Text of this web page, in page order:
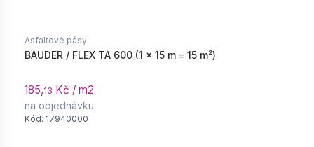
Asfaltové pásy
BAUDER / FLEX TA 600 (1 × 15 m = 15 m²)
185,13 Kč / m2
na objednávku
Kód: 17940000